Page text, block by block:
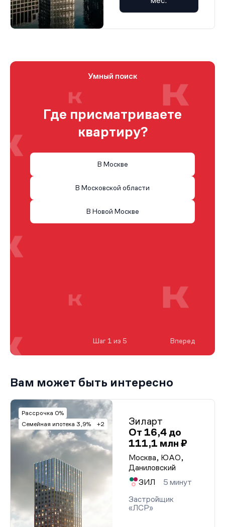
Умный поиск
Где присматриваете
квартиру?
В Москве
В Московской области
В Новой Москве
Шаг 1 из 5 Вперед
Вам может быть интересно
Рассрочка 0%
Семейная ипотека 3,9%
+2
Зиларт
От 16,4 до
111,1 млн ₽
Москва, ЮАО,
Даниловский
ЗИЛ
5 минут
Застройщик
«ЛСР»